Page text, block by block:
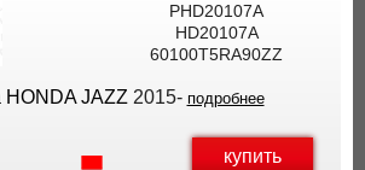
PHD20107A
HD20107A
60100T5RA90ZZ
HONDA JAZZ 2015- подробнее
купить